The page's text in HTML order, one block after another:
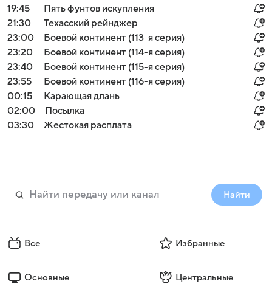
19:45
Пять фунтов искупления
21:30
Техасский рейнджер
23:00
Боевой континент (113-я серия)
23:20
Боевой континент (114-я серия)
23:40
Боевой континент (115-я серия)
23:55
Боевой континент (116-я серия)
00:15
Карающая длань
02:00
Посылка
03:30
Жестокая расплата
Найти
Все Избранные
Основные Центральные